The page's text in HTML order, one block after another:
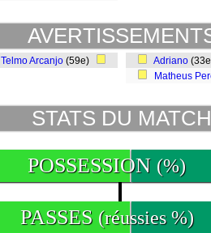
Telmo Arcanjo (59e) Adriano
Matheus
STATS DU MATCH
POSSESSION (%)
PASSES (réussies %)